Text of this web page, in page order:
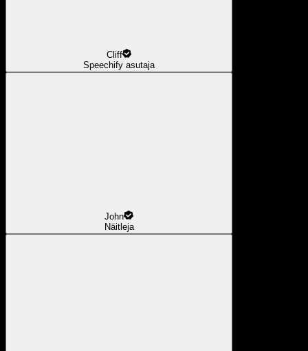
Cliff
Speechify asutaja
John
Näitleja